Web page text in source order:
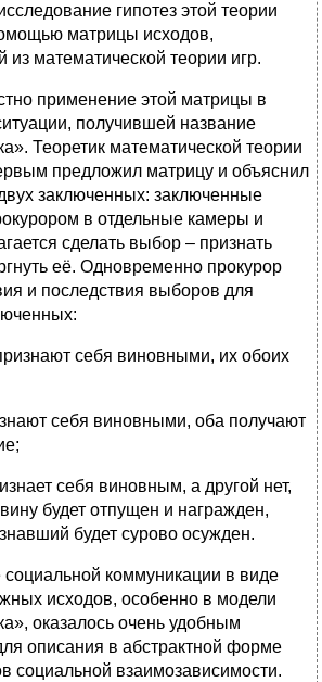
гипотез этой теории
матрицы исходов,
из математической теории игр.
применение этой матрицы в
получившей название
Теоретик математической теории
предложил матрицу и объяснил
заключенных: заключенные
в отдельные камеры и
сделать выбор – признать
её. Одновременно прокурор
и последствия выборов для
себя виновными, их обоих
себя виновными, оба получают
себя виновным, а другой нет,
будет отпущен и награжден,
будет сурово осужден.
коммуникации в виде
исходов, особенно в модели
оказалось очень удобным
описания в абстрактной форме
социальной взаимозависимости.